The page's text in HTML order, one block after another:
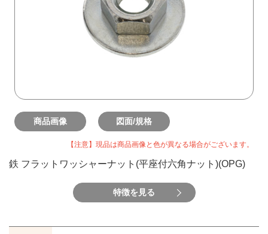
商品画像 図面/規格
【注意】現品は商品画像と色が異なる場合がございます。
鉄 フラットワッシャーナット(平座付六角ナット)(OPG)
特徴を見る